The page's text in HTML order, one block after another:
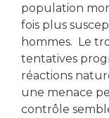
population
fois plus
hommes. Le
tentatives
réactions
une menace
contrôle